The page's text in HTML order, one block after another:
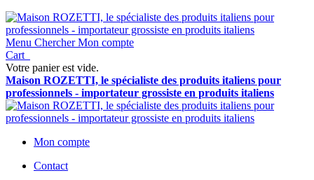
Menu Chercher Mon compte
Cart
Votre panier est vide.
Maison ROZETTI, le spécialiste des produits italiens pour
professionnels - importateur grossiste en produits italiens
Mon compte
Contact